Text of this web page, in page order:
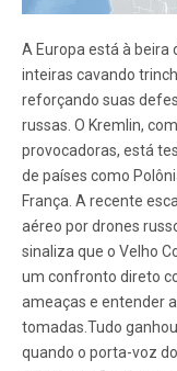
A Europa está à beira
inteiras cavando
reforçando suas
russas. O Kremlin,
provocadoras, está
de países como
França. A recente
aéreo por drones
sinaliza que o Velho
um confronto direto
ameaças e entender
tomadas.Tudo
quando o porta-voz